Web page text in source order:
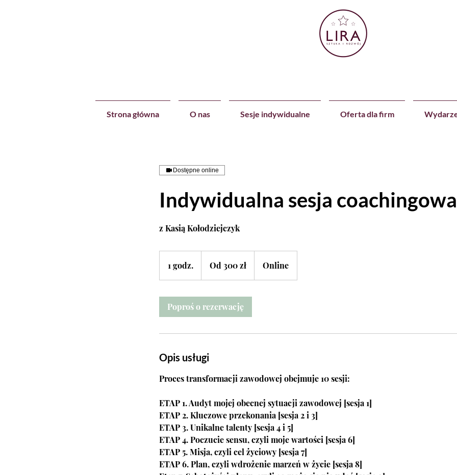
Strona główna O nas Sesje indywidualne Oferta dla firm
Dostępne online
Indywidualna sesja coachingowa
z Kasią Kołodziejczyk
1 godz.
g
złotych
Od 300 zł Online
Poproś o rezerwację
Opis usługi
Proces transformacji zawodowej obejmuje 10 sesji:
ETAP 1. Audyt mojej obecnej sytuacji zawodowej [sesja 1]
ETAP 2. Kluczowe przekonania [sesja 2 i 3]
ETAP 3. Unikalne talenty [sesja 4 i 5]
ETAP 4. Poczucie sensu, czyli moje wartości [sesja 6]
ETAP 5. Misja, czyli cel życiowy [sesja 7]
ETAP 6. Plan, czyli wdrożenie marzeń w życie [sesja 8]